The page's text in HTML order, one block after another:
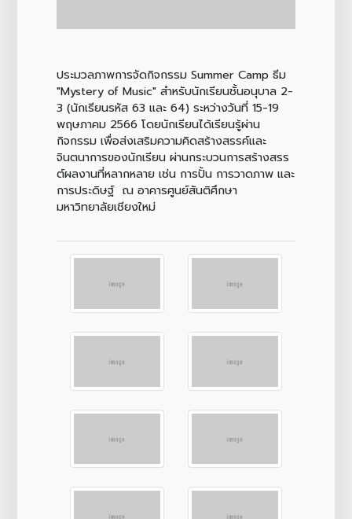
ประมวลภาพการจัดกิจกรรม Summer Camp ธีม
"Mystery of Music" สำหรับนักเรียนชั้นอนุบาล 2-
3 (นักเรียนรหัส 63 และ 64) ระหว่างวันที่ 15-19
พฤษภาคม 2566 โดยนักเรียนได้เรียนรู้ผ่าน
กิจกรรม เพื่อส่งเสริมความคิดสร้างสรรค์และ
จินตนาการของนักเรียน ผ่านกระบวนการสร้างสรร
ต์ผลงานที่หลากหลาย เช่น การปั้น การวาดภาพ และ
การประดิษฐ์ ณ อาคารศูนย์สันติศึกษา
มหาวิทยาลัยเชียงใหม่